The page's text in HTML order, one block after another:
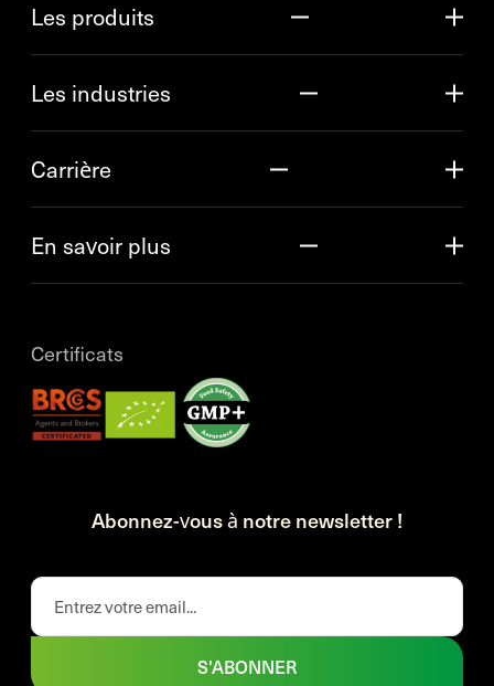
Les produits
Les industries
Carrière
En savoir plus
Certificats
Abonnez-vous à notre newsletter !
S'ABONNER